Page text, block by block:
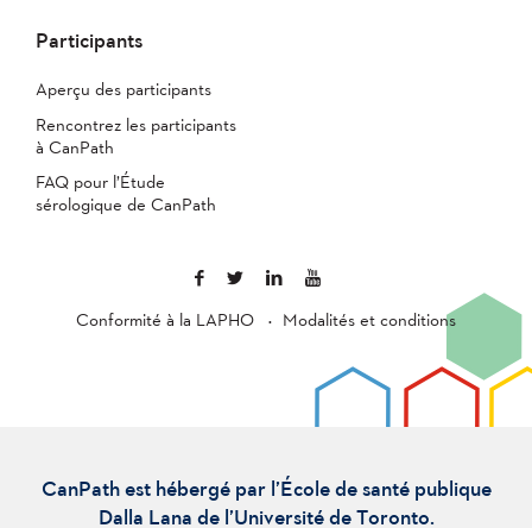
Participants
Aperçu des participants
Rencontrez les participants
à CanPath
FAQ pour l’Étude
sérologique de CanPath
Conformité à la LAPHO Modalités et conditions
CanPath est hébergé par l’École de santé publique
Dalla Lana de l’Université de Toronto.